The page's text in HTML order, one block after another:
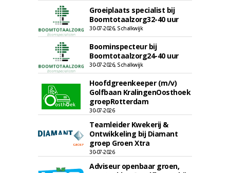
Groeiplaats specialist bij
Boomtotaalzorg32-40 uur
30-07-2026, Schalkwijk
Boominspecteur bij
Boomtotaalzorg24-40 uur
30-07-2026, Schalkwijk
Hoofdgreenkeeper (m/v)
Golfbaan KralingenOosthoek
groepRotterdam
30-07-2026
Teamleider Kwekerij &
Ontwikkeling bij Diamant
groep Groen Xtra
30-07-2026
Adviseur openbaar groen,